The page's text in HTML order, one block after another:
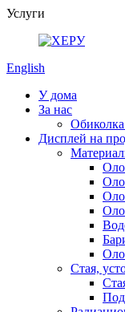
Услуги
English
У дома
За нас
Обиколка
Дисплей на
Стая,